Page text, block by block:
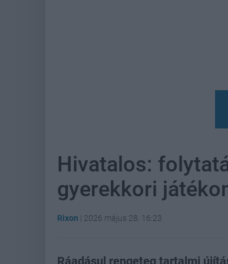
Hivatalos:
gyerekkori
Rixon | 2026 május 28. 16:23
Ráadásul rengeteg tartalmi